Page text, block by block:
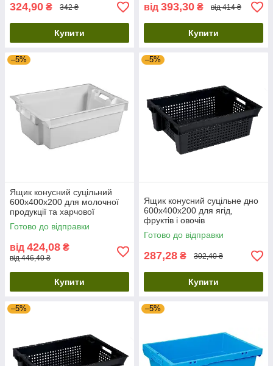
324,90 ₴ 342 ₴
Купити
від 393,30 ₴ від 414 ₴
Купити
–5%
Ящик конусний суцільний
600х400х200 для молочної
продукції та харчової
логістики
Готово до відправки
від 424,08 ₴
від 446,40 ₴
Купити
–5%
Ящик конусний суцільне дно
600х400х200 для ягід,
фруктів і овочів
Готово до відправки
287,28 ₴ 302,40 ₴
Купити
–5% –5%